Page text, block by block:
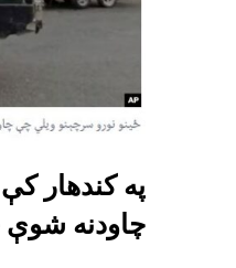
چاودنه